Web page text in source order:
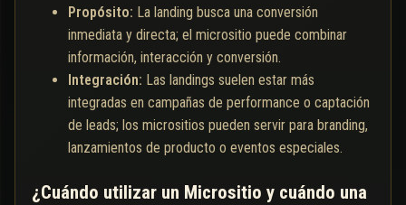
Propósito: La landing busca una conversión
inmediata y directa; el micrositio puede combinar
información, interacción y conversión.
Integración: Las landings suelen estar más
integradas en campañas de performance o captación
de leads; los micrositios pueden servir para branding,
lanzamientos de producto o eventos especiales.
¿Cuándo utilizar un Micrositio y cuándo una